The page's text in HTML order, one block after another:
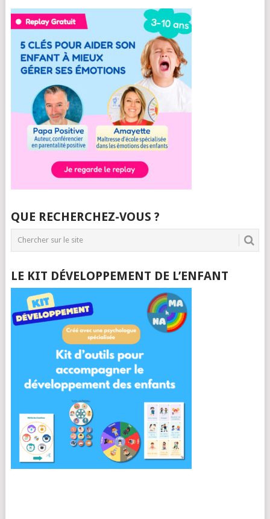
QUE RECHERCHEZ-VOUS ?
LE KIT DÉVELOPPEMENT DE L’ENFANT